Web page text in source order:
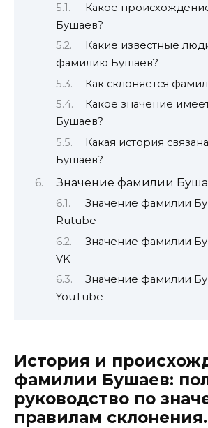
Какое
Бушаев?
Какие известные
фамилию Бушаев?
Как склоняется
Какое значение
Бушаев?
Какая история
Бушаев?
Значение фамилии
Значение фамилии
Rutube
Значение фамилии
VK
Значение фамилии
YouTube
История и
фамилии Бушаев:
руководство по
правилам склонения.